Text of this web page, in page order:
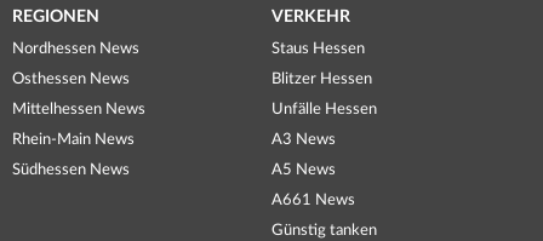
REGIONEN
Nordhessen News
Osthessen News
Mittelhessen News
Rhein-Main News
Südhessen News
VERKEHR
Staus Hessen
Blitzer Hessen
Unfälle Hessen
A3 News
A5 News
A661 News
Günstig tanken